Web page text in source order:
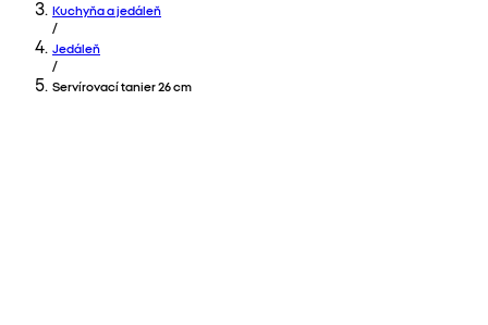
Kuchyňa a jedáleň
/
Jedáleň
/
Servírovací tanier 26 cm